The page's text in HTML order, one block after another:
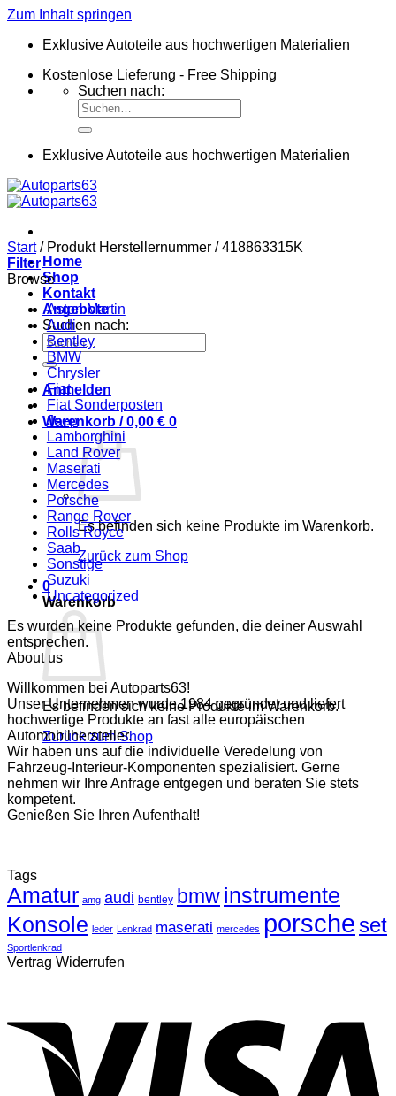
Zum Inhalt springen
Exklusive Autoteile aus hochwertigen Materialien
Kostenlose Lieferung - Free Shipping
Suchen nach:
Exklusive Autoteile aus hochwertigen Materialien
Home
Shop
Kontakt
Angebote
Suchen nach:
Anmelden
Warenkorb /0,00 € 0
Es befinden sich keine Produkte im Warenkorb.
Zurück zum Shop
0
Warenkorb
Es befinden sich keine Produkte im Warenkorb.
Zurück zum Shop
Start /Produkt Herstellernummer /418863315K
Filter
Browse
Aston Martin
Audi
Bentley
BMW
Chrysler
Fiat
Fiat Sonderposten
Jeep
Lamborghini
Land Rover
Maserati
Mercedes
Porsche
Range Rover
Rolls Royce
Saab
Sonstige
Suzuki
Uncategorized
Es wurden keine Produkte gefunden, die deiner Auswahl
entsprechen.
About us
Willkommen bei Autoparts63!
Unser Unternehmen wurde 1984 gegründet und liefert
hochwertige Produkte an fast alle europäischen
Automobilhersteller.
Wir haben uns auf die individuelle Veredelung von
Fahrzeug-Interieur-Komponenten spezialisiert. Gerne
nehmen wir Ihre Anfrage entgegen und beraten Sie stets
kompetent.
Genießen Sie Ihren Aufenthalt!
Tags
Amatur amg audi bentley bmwinstrumente
Konsole leder Lenkrad maserati mercedes porsche set
Sportlenkrad
Vertrag Widerrufen